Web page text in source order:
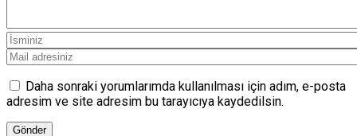
Daha sonraki yorumlarımda kullanılması için adım, e-posta
adresim ve site adresim bu tarayıcıya kaydedilsin.